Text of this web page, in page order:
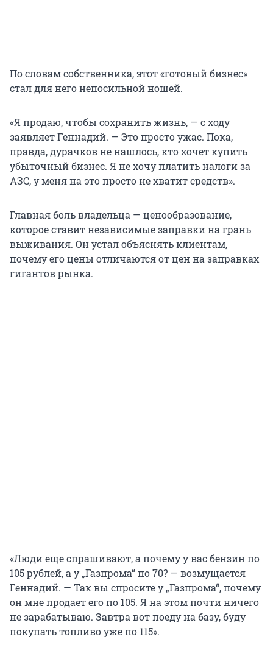
По словам собственника, этот «готовый бизнес»
стал для него непосильной ношей.
«Я продаю, чтобы сохранить жизнь, — с ходу
заявляет Геннадий. — Это просто ужас. Пока,
правда, дурачков не нашлось, кто хочет купить
убыточный бизнес. Я не хочу платить налоги за
АЗС, у меня на это просто не хватит средств».
Главная боль владельца — ценообразование,
которое ставит независимые заправки на грань
выживания. Он устал объяснять клиентам,
почему его цены отличаются от цен на заправках
гигантов рынка.
«Люди еще спрашивают, а почему у вас бензин по
105 рублей, а у „Газпрома“ по 70? — возмущается
Геннадий. — Так вы спросите у „Газпрома“, почему
он мне продает его по 105. Я на этом почти ничего
не зарабатываю. Завтра вот поеду на базу, буду
покупать топливо уже по 115».